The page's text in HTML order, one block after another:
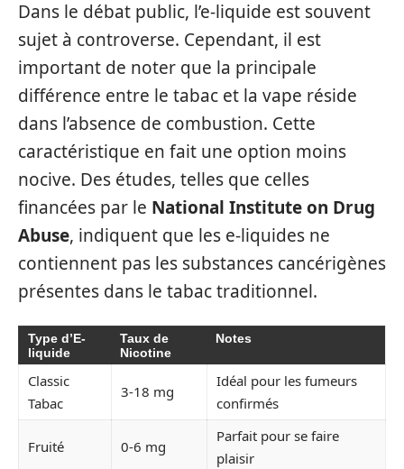
Dans le débat public, l’e-liquide est souvent
sujet à controverse. Cependant, il est
important de noter que la principale
différence entre le tabac et la vape réside
dans l’absence de combustion. Cette
caractéristique en fait une option moins
nocive. Des études, telles que celles
financées par le National Institute on Drug
Abuse, indiquent que les e-liquides ne
contiennent pas les substances cancérigènes
présentes dans le tabac traditionnel.
Type d’E-
liquide
Taux de
Nicotine
Notes
Classic
Tabac
3-18 mg
Idéal pour les fumeurs
confirmés
Fruité 0-6 mg
Parfait pour se faire
plaisir